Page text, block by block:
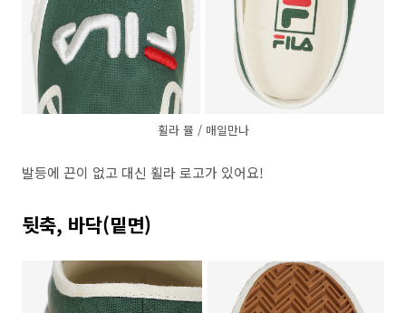
휠라 뮬 / 매일만나
발등에 끈이 없고 대신 휠라 로고가 있어요!
뒷축, 바닥(밑면)